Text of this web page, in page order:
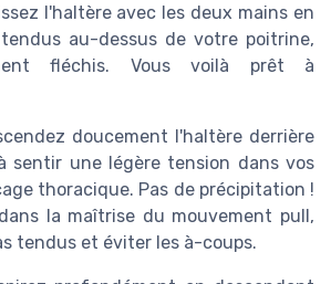
l'haltère avec les deux mains en
au-dessus de votre poitrine,
fléchis. Vous voilà prêt à
doucement l'haltère derrière
sentir une légère tension dans vos
thoracique. Pas de précipitation !
la maîtrise du mouvement pull,
tendus et éviter les à-coups.